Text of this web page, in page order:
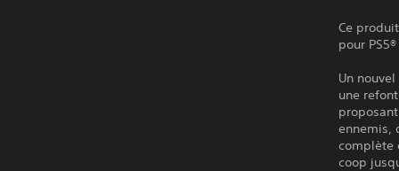
Ce
pour
Un
une
ennemis,
complète
coop